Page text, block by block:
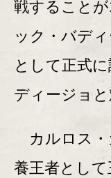
戦すること
ック・バデ
として正式
ディージョと
カルロス・
養王者とし